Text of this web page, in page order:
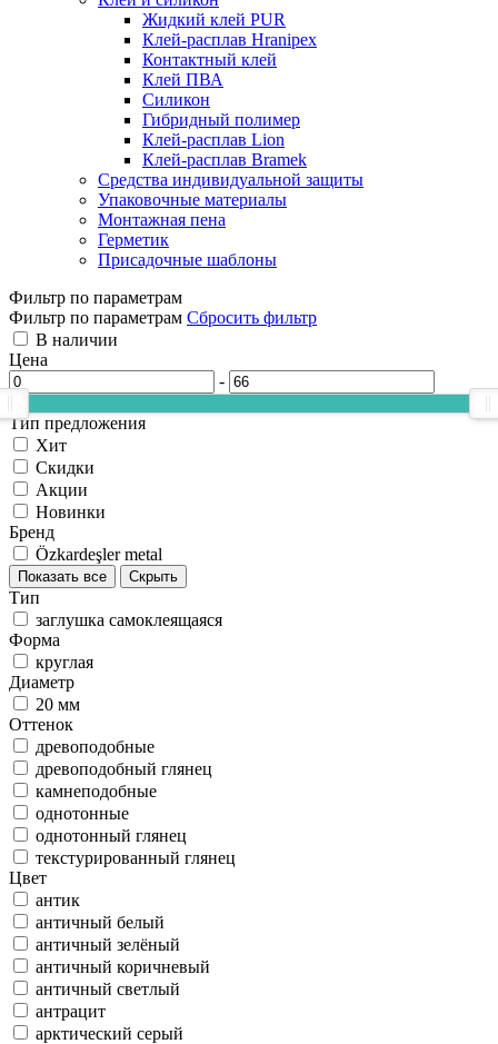
Жидкий клей PUR
Клей-расплав Hranipex
Контактный клей
Клей ПВА
Силикон
Гибридный полимер
Клей-расплав Lion
Клей-расплав Bramek
Средства индивидуальной защиты
Упаковочные материалы
Монтажная пена
Герметик
Присадочные шаблоны
Фильтр по параметрам
Фильтр по параметрам Сбросить фильтр
В наличии
Цена
-
Тип предложения
Хит
Скидки
Акции
Новинки
Бренд
Özkardeşler metal
Показать все Скрыть
Тип
заглушка самоклеящаяся
Форма
круглая
Диаметр
20 мм
Оттенок
древоподобные
древоподобный глянец
камнеподобные
однотонные
однотонный глянец
текстурированный глянец
Цвет
антик
античный белый
античный зелёный
античный коричневый
античный светлый
антрацит
арктический серый